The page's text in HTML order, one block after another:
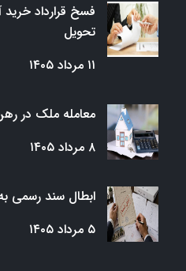
فسخ قرارداد خرید
تحویل
۱۱ مرداد ۱۴۰۵
معامله ملک در
۸ مرداد ۱۴۰۵
ابطال سند رسمی
۵ مرداد ۱۴۰۵